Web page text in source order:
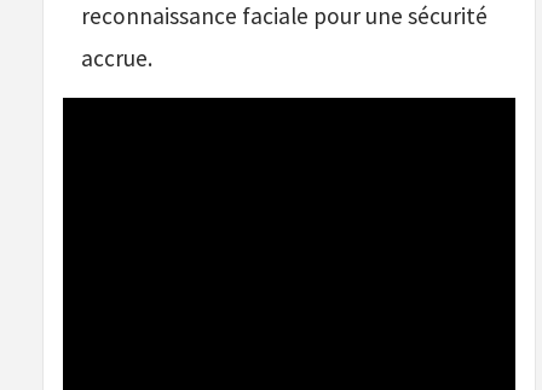
reconnaissance faciale pour une sécurité
accrue.